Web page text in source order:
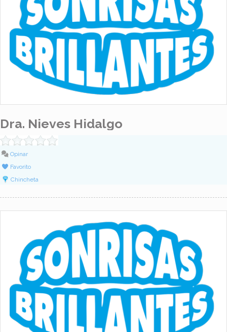
Dra. Nieves Hidalgo
Opinar
Favorito
Chincheta